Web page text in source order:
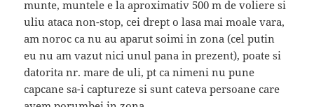
munte, muntele e la aproximativ 500 m de voliere si
uliu ataca non-stop, cei drept o lasa mai moale vara,
am noroc ca nu au aparut soimi in zona (cel putin
eu nu am vazut nici unul pana in prezent), poate si
datorita nr. mare de uli, pt ca nimeni nu pune
capcane sa-i captureze si sunt cateva persoane care